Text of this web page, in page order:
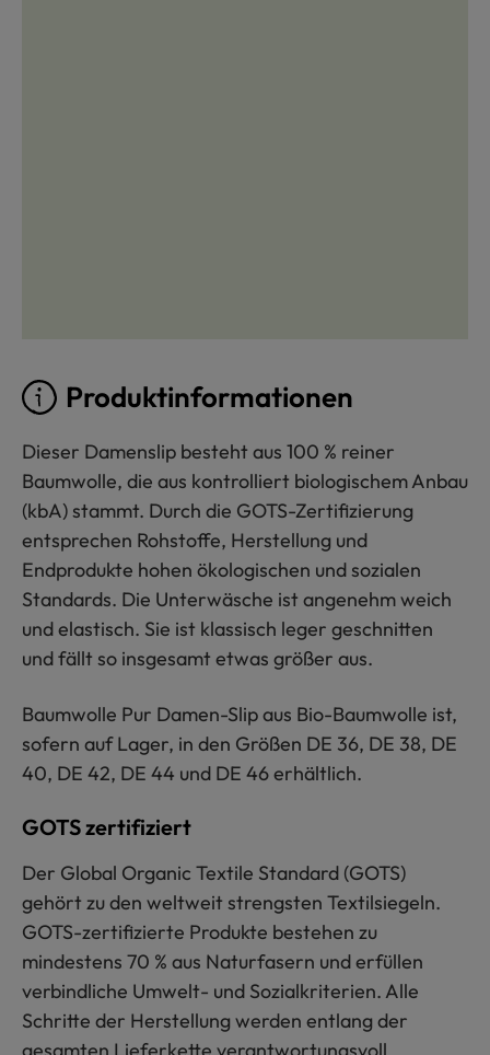
Produktinformationen
Dieser Damenslip besteht aus 100 % reiner
Baumwolle, die aus kontrolliert biologischem Anbau
(kbA) stammt. Durch die GOTS-Zertifizierung
entsprechen Rohstoffe, Herstellung und
Endprodukte hohen ökologischen und sozialen
Standards. Die Unterwäsche ist angenehm weich
und elastisch. Sie ist klassisch leger geschnitten
und fällt so insgesamt etwas größer aus.
Baumwolle Pur Damen-Slip aus Bio-Baumwolle ist,
sofern auf Lager, in den Größen DE 36, DE 38, DE
40, DE 42, DE 44 und DE 46 erhältlich.
GOTS zertifiziert
Der Global Organic Textile Standard (GOTS)
gehört zu den weltweit strengsten Textilsiegeln.
GOTS-zertifizierte Produkte bestehen zu
mindestens 70 % aus Naturfasern und erfüllen
verbindliche Umwelt- und Sozialkriterien. Alle
Schritte der Herstellung werden entlang der